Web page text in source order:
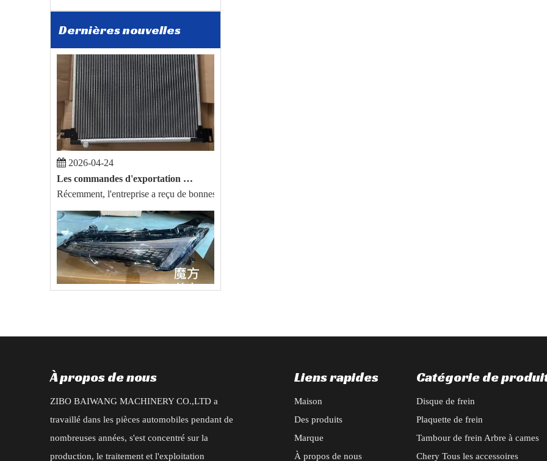
Dernières nouvelles
Récemment, l'entreprise a reçu de bonnes nouvelles. S'appuyant sur des années d'expérience approfondie dans l'industrie
Le 20 août 2025, notre société a reçu une commande importante d'accessoires extérieurs automobiles BAIC X55 : cadre de
2025-07-04
Nouvelle commande pour les accessoires de type Changan CS95 2019
À propos de nous
ZIBO BAIWANG MACHINERY CO.,LTD a
travaillé dans les pièces automobiles pendant de
nombreuses années, s'est concentré sur la
production, le traitement et l'exploitation
Liens rapides
Maison
Des produits
Marque
À propos de nous
Catégorie de
Disque de frein
Plaquette de frein
Tambour de frein Arbre à cames
Chery Tous les accessoires